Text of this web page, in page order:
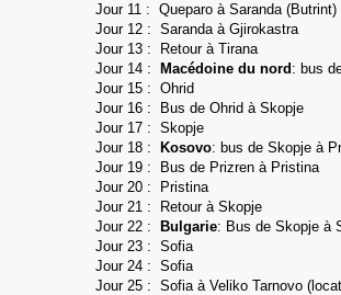
Jour 11 : Queparo à Saranda (Butrint)
Jour 12 : Saranda à Gjirokastra
Jour 13 :
Retour à Tirana
Jour 14 :
Macédoine du nord : bus
Jour 15 : Ohrid
Jour 16 : Bus de Ohrid à Skopje
Jour 17 : Skopje
Jour 18 :
Kosovo: bus de Skopje à
Jour 19 :
Bus de Prizren à Pristina
Jour 20 : Pristina
Jour 21 : Retour à Skopje
Jour 22 :
Bulgarie: Bus de Skopje à
Jour 23 : Sofia
Jour 24 : Sofia
Jour 25 : Sofia à Veliko Tarnovo